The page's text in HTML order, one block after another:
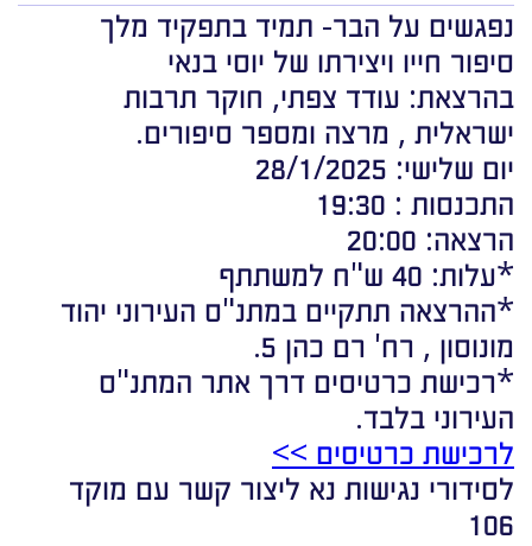
נפגשים על הבר- תמיד בתפקיד מלך
סיפור חייו ויצירתו של יוסי בנאי
בהרצאת: עודד צפתי, חוקר תרבות
ישראלית , מרצה ומספר סיפורים.
יום שלישי: 28/1/2025
התכנסות : 19:30
הרצאה: 20:00
*עלות: 40 ש"ח למשתתף
*ההרצאה תתקיים במתנ"ס העירוני יהוד
מונוסון , רח' רם כהן 5.
*רכישת כרטיסים דרך אתר המתנ"ס
העירוני בלבד.
לרכישת כרטיסים >>
לסידורי נגישות נא ליצור קשר עם מוקד
106